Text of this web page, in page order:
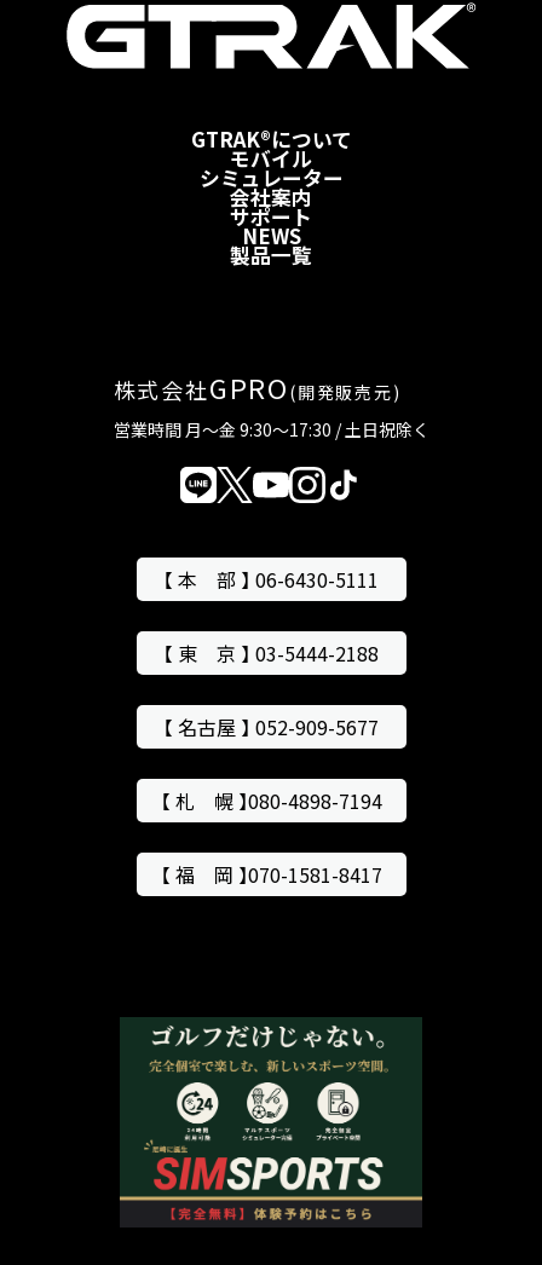
GTRAK®について
モバイル
シミュレーター
会社案内
サポート
NEWS
製品一覧
株式会社GPRO (開発販売元)
営業時間 月～金 9:30～17:30 / 土日祝除く
【 本 部 】 06-6430-5111
【 東 京 】 03-5444-2188
【 名古屋 】 052-909-5677
【 札 幌 】080-4898-7194
【 福 岡 】070-1581-8417